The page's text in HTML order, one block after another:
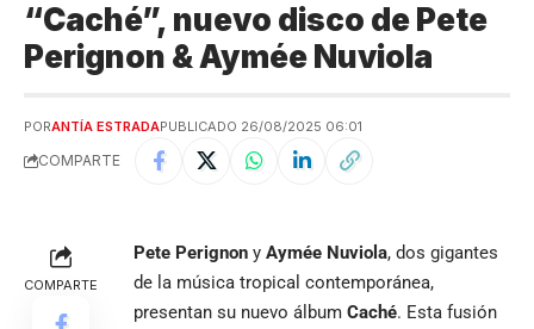
“Caché”, nuevo disco de Pete
Perignon & Aymée Nuviola
PORANTÍA ESTRADAPUBLICADO 26/08/2025 06:01
COMPARTE
COMPARTE
Pete Perignon y Aymée Nuviola, dos gigantes
de la música tropical contemporánea,
presentan su nuevo álbum Caché. Esta fusión